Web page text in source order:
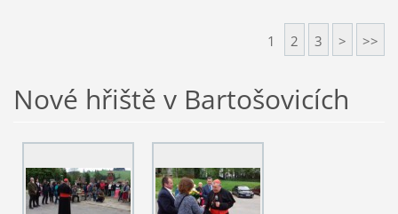
1 2 3 > >>
Nové hřiště v Bartošovicích